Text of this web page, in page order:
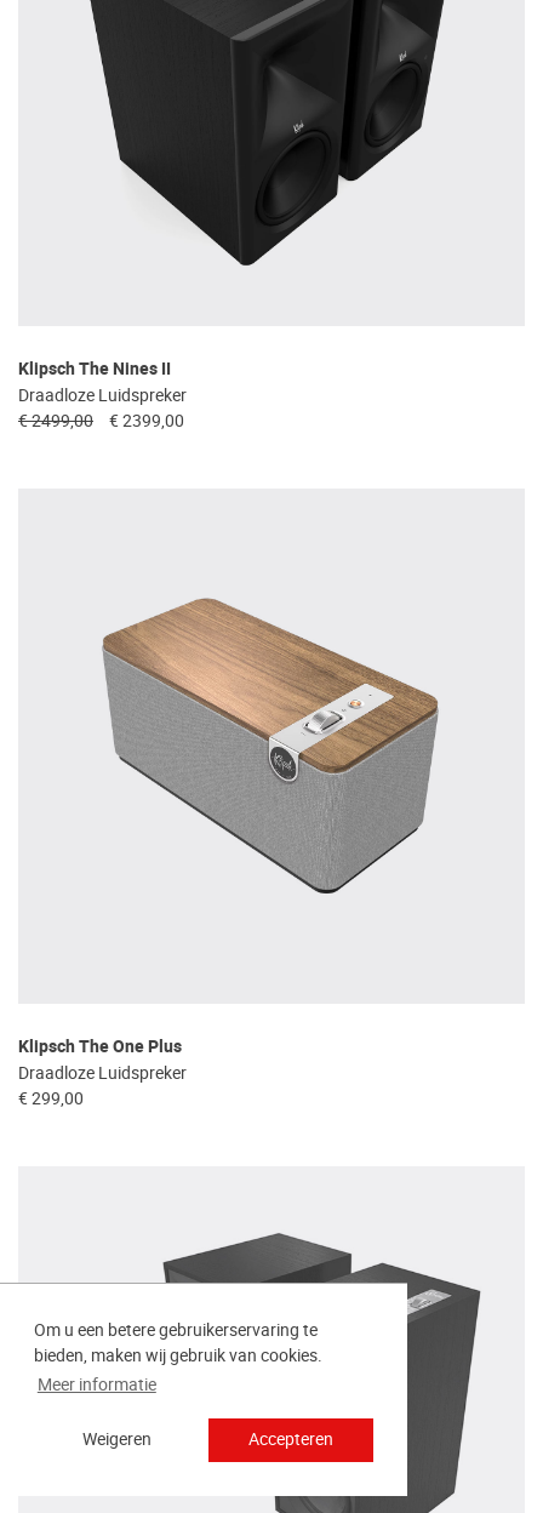
Om u een betere gebruikerservaring te
bieden, maken wij gebruik van cookies.
Meer informatie
Weigeren Accepteren
Klipsch The Nines II
Draadloze Luidspreker
€ 2499,00
€ 2399,00
Klipsch The One Plus
Draadloze Luidspreker
€ 299,00